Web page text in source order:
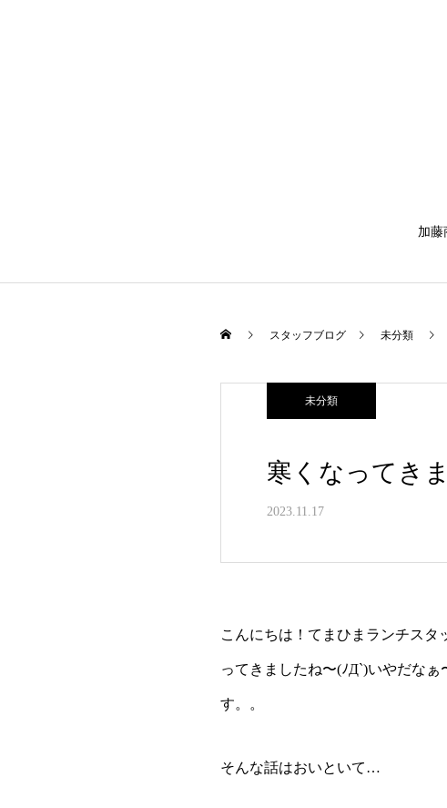
加藤
スタッフブログ 未分類
未分類
寒くなってき
2023.11.17
こんにちは！てまひまランチス
ってきましたね〜(ﾉД`)いやだな
す。。
そんな話はおいといて…